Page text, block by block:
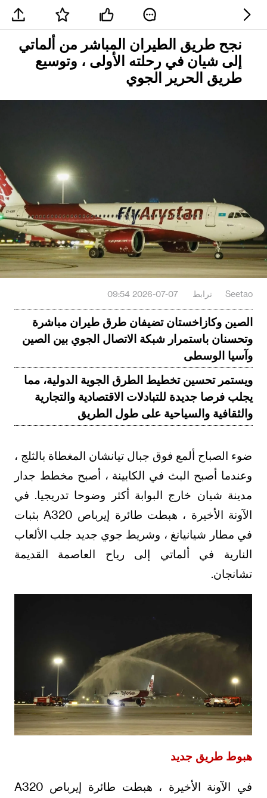
نجح طريق الطيران المباشر من ألماتي
إلى شيان في رحلته الأولى ، وتوسيع
طريق الحرير الجوي
Seetao ترابط 2026-07-07 09:54
الصين وكازاخستان تضيفان طرق طيران مباشرة
وتحسنان باستمرار شبكة الاتصال الجوي بين الصين
وآسيا الوسطى
ويستمر تحسين تخطيط الطرق الجوية الدولية، مما
يجلب فرصا جديدة للتبادلات الاقتصادية والتجارية
والثقافية والسياحية على طول الطريق
ضوء الصباح ألمع فوق جبال تيانشان المغطاة بالثلج ،
وعندما أصبح البث في الكابينة ، أصبح مخطط جدار
مدينة شيان خارج البوابة أكثر وضوحا تدريجيا. في
الآونة الأخيرة ، هبطت طائرة إيرباص A320 بثبات
في مطار شيانيانغ ، وشريط جوي جديد جلب الألعاب
النارية في ألماتي إلى رياح العاصمة القديمة
تشانجان.
هبوط طريق جديد
في الآونة الأخيرة ، هبطت طائرة إيرباص A320